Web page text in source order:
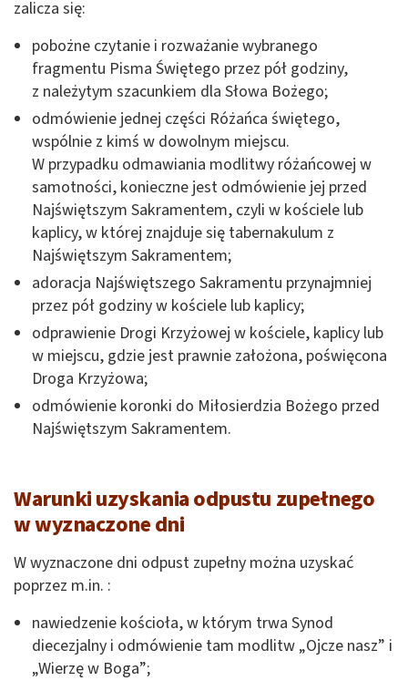
zalicza się:
pobożne czytanie i rozważanie wybranego
fragmentu Pisma Świętego przez pół godziny,
z należytym szacunkiem dla Słowa Bożego;
odmówienie jednej części Różańca świętego,
wspólnie z kimś w dowolnym miejscu.
W przypadku odmawiania modlitwy różańcowej w
samotności, konieczne jest odmówienie jej przed
Najświętszym Sakramentem, czyli w kościele lub
kaplicy, w której znajduje się tabernakulum z
Najświętszym Sakramentem;
adoracja Najświętszego Sakramentu przynajmniej
przez pół godziny w kościele lub kaplicy;
odprawienie Drogi Krzyżowej w kościele, kaplicy lub
w miejscu, gdzie jest prawnie założona, poświęcona
Droga Krzyżowa;
odmówienie koronki do Miłosierdzia Bożego przed
Najświętszym Sakramentem.
Warunki uzyskania odpustu zupełnego
w wyznaczone dni
W wyznaczone dni odpust zupełny można uzyskać
poprzez m.in. :
nawiedzenie kościoła, w którym trwa Synod
diecezjalny i odmówienie tam modlitw „Ojcze nasz” i
„Wierzę w Boga”;